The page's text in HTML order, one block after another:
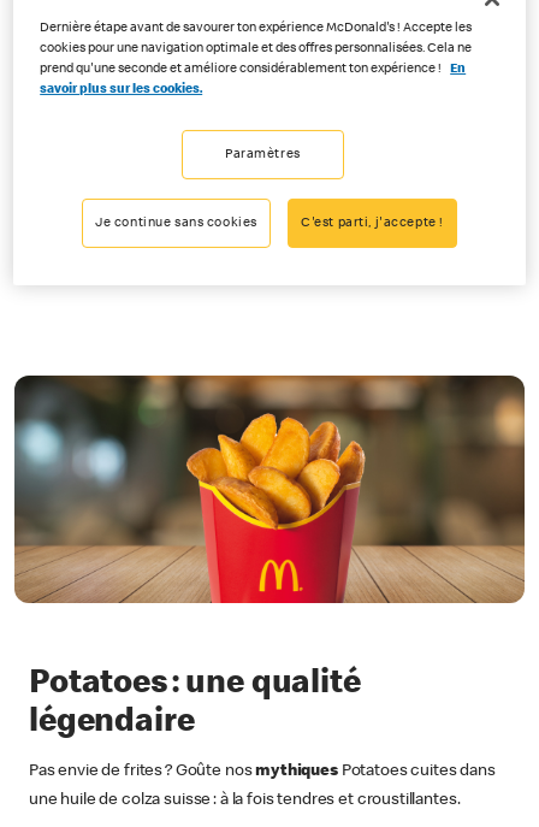
Nos frites sont aimées partout
Désormais, on les trouve dans tous les restaurants McDonald’s.
J’en veux !
Potatoes : une qualité
légendaire
Pas envie de frites ? Goûte nosmythiquesPotatoes cuites dans
une huile de colza suisse : à la fois tendres et croustillantes.
Dernière étape avant de savourer ton expérience McDonald's ! Accepte les
cookies pour une navigation optimale et des offres personnalisées. Cela ne
prend qu'une seconde et améliore considérablement ton expérience !
En
savoir plus sur les cookies.
Paramètres
Je continue sans cookies C'est parti, j'accepte !